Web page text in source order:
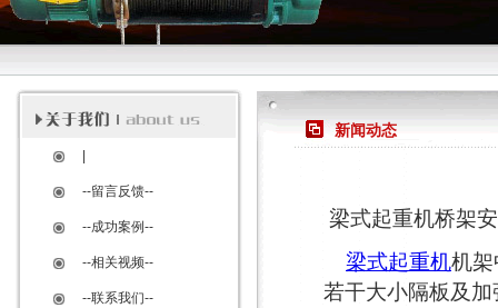
--留言反馈--
--成功案例--
--相关视频--
--联系我们--
新闻动态
梁式起重机桥架
梁式起重机机
若干大小隔板及